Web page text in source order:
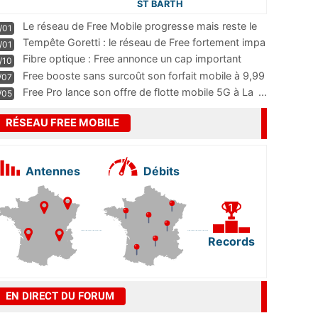
ST BARTH
Le réseau de Free Mobile progresse mais reste le
m
...
Tempête Goretti : le réseau de Free fortement impa
Fibre optique : Free annonce un cap important
pass
...
Free booste sans surcoût son forfait mobile à 9,99
Free Pro lance son offre de flotte mobile 5G à La ...
RÉSEAU FREE MOBILE
Antennes Débits
Records
EN DIRECT DU FORUM